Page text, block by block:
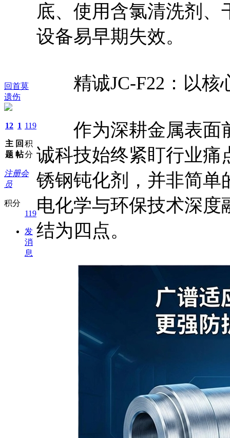
回首莫
遗伤
12
主
题
1
回
帖
119
积
分
注册会
员
积分
119
发
消
息
底、使用含氯清洗剂
设备易早期失效。
精诚JC-F22：以核
作为深耕金属表面
诚科技始终紧盯行业痛
锈钢钝化剂，并非简单
电化学与环保技术深
结为四点。